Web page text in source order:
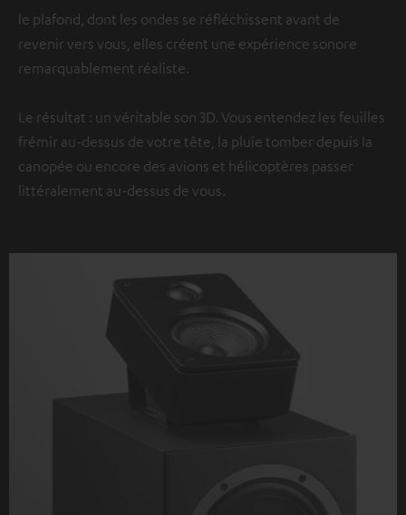
le plafond, dont les ondes se réfléchissent avant de
revenir vers vous, elles créent une expérience sonore
remarquablement réaliste.
Le résultat : un véritable son 3D. Vous entendez les feuilles
frémir au-dessus de votre tête, la pluie tomber depuis la
canopée ou encore des avions et hélicoptères passer
littéralement au-dessus de vous.